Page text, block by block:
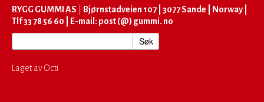
RYGG GUMMI AS
Bjørnstadveien 107 | 3077 Sande | Norway |
Tlf 33 78 56 60 | E-mail: post (@) gummi. no
Laget av Octi